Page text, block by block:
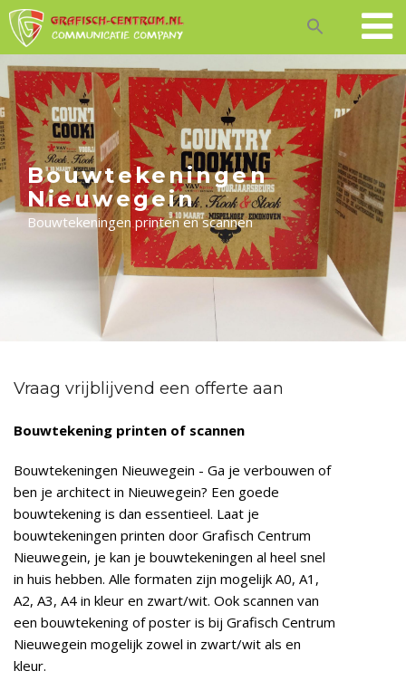
Skip
to
content
Bouwtekeningen
Nieuwegein
Bouwtekeningen printen en scannen
Vraag vrijblijvend een offerte aan
Bouwtekening printen of scannen
Bouwtekeningen Nieuwegein - Ga je verbouwen of
ben je architect in Nieuwegein? Een goede
bouwtekening is dan essentieel. Laat je
bouwtekeningen printen door Grafisch Centrum
Nieuwegein, je kan je bouwtekeningen al heel snel
in huis hebben. Alle formaten zijn mogelijk A0, A1,
A2, A3, A4 in kleur en zwart/wit. Ook scannen van
een bouwtekening of poster is bij Grafisch Centrum
Nieuwegein mogelijk zowel in zwart/wit als en
kleur.